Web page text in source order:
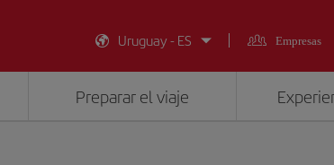
Uruguay - ES
Empresas
Preparar el viaje